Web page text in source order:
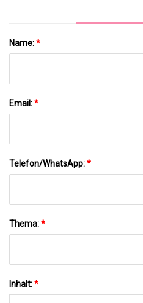
Name:*
Email:*
Telefon/WhatsApp:*
Thema:*
Inhalt:*